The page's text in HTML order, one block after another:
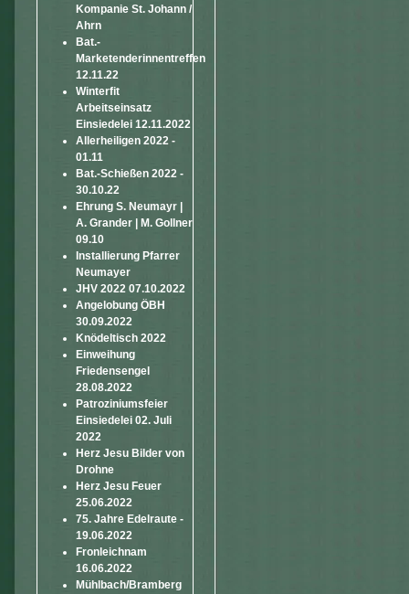
Kompanie St. Johann /
Ahrn
Bat.-
Marketenderinnentreffen
12.11.22
Winterfit
Arbeitseinsatz
Einsiedelei 12.11.2022
Allerheiligen 2022 -
01.11
Bat.-Schießen 2022 -
30.10.22
Ehrung S. Neumayr |
A. Grander | M. Gollner
09.10
Installierung Pfarrer
Neumayer
JHV 2022 07.10.2022
Angelobung ÖBH
30.09.2022
Knödeltisch 2022
Einweihung
Friedensengel
28.08.2022
Patroziniumsfeier
Einsiedelei 02. Juli
2022
Herz Jesu Bilder von
Drohne
Herz Jesu Feuer
25.06.2022
75. Jahre Edelraute -
19.06.2022
Fronleichnam
16.06.2022
Mühlbach/Bramberg